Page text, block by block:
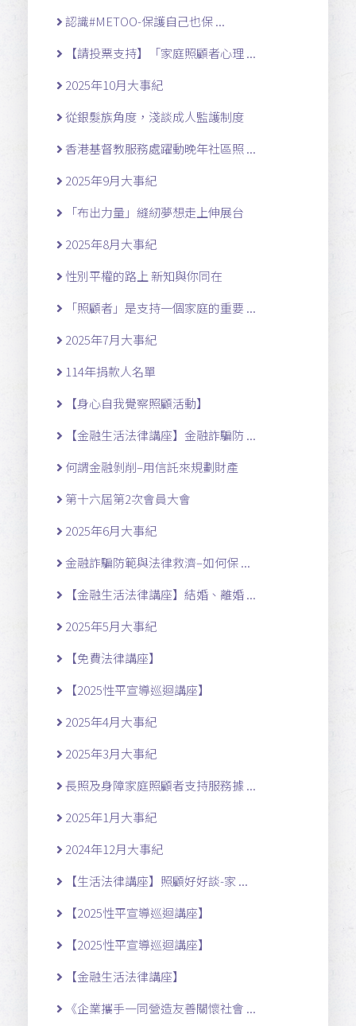
認識#METOO-保護自己也保 ...
【請投票支持】「家庭照顧者心理 ...
2025年10月大事紀
從銀髮族角度，淺談成人監護制度
香港基督教服務處躍動晚年社區照 ...
2025年9月大事紀
「布出力量」縫紉夢想走上伸展台
2025年8月大事紀
性別平權的路上 新知與你同在
「照顧者」是支持一個家庭的重要 ...
2025年7月大事紀
114年捐款人名單
【身心自我覺察照顧活動】
【金融生活法律講座】金融詐騙防 ...
何謂金融剝削–用信託來規劃財產
第十六屆第2次會員大會
2025年6月大事紀
金融詐騙防範與法律救濟–如何保 ...
【金融生活法律講座】結婚、離婚 ...
2025年5月大事紀
【免費法律講座】
【2025性平宣導巡迴講座】
2025年4月大事紀
2025年3月大事紀
長照及身障家庭照顧者支持服務據 ...
2025年1月大事紀
2024年12月大事紀
【生活法律講座】照顧好好談-家 ...
【2025性平宣導巡迴講座】
【2025性平宣導巡迴講座】
【金融生活法律講座】
《企業攜手一同營造友善關懷社會 ...